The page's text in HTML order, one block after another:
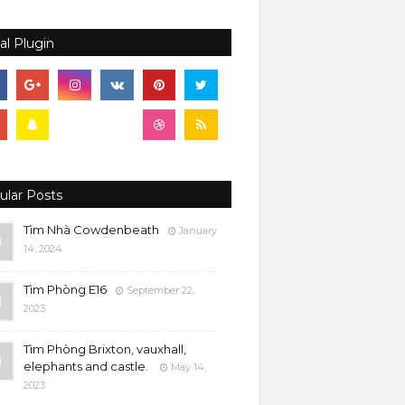
Plugin
Posts
Tìm Nhà Cowdenbeath
January
14, 2024
Tìm Phòng E16
September 22,
2023
Tìm Phòng Brixton, vauxhall,
elephants and castle.
May 14,
2023